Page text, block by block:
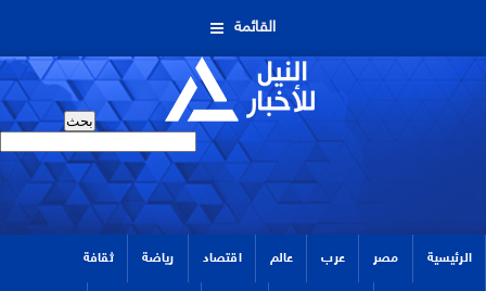
القائمة
الرئيسية مصر عرب عالم اقتصاد رياضة ثقافة